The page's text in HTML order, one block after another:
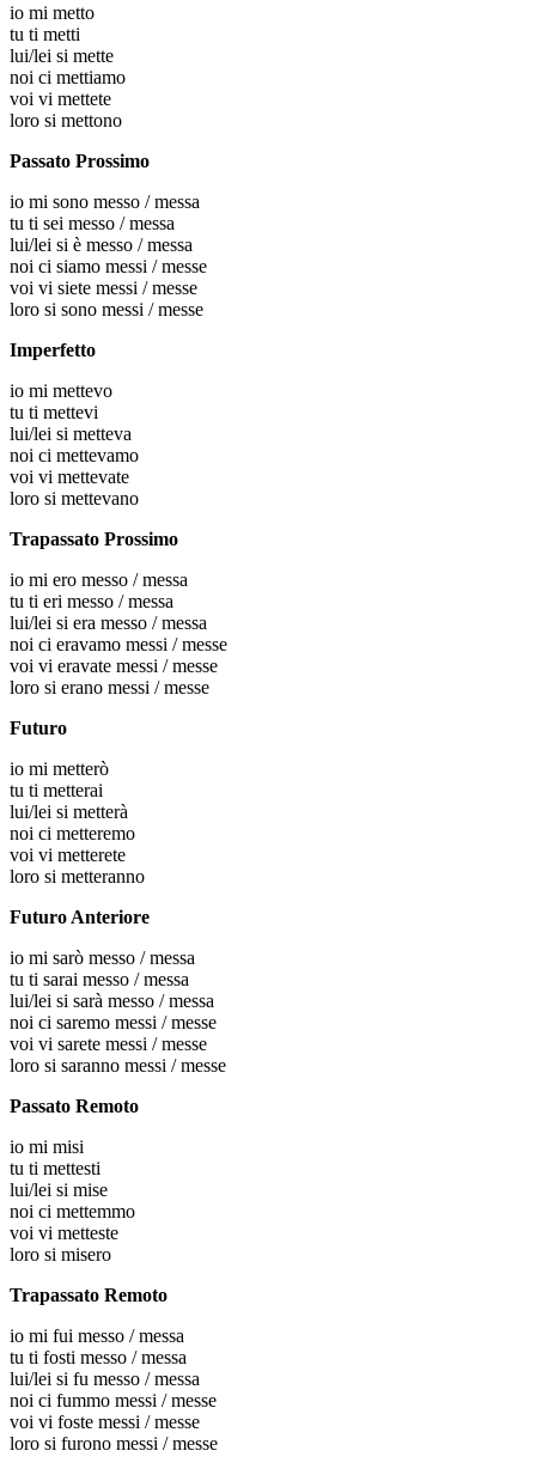
io mi metto
tu ti metti
lui/lei si mette
noi ci mettiamo
voi vi mettete
loro si mettono
Passato Prossimo
io mi sono messo / messa
tu ti sei messo / messa
lui/lei si è messo / messa
noi ci siamo messi / messe
voi vi siete messi / messe
loro si sono messi / messe
Imperfetto
io mi mettevo
tu ti mettevi
lui/lei si metteva
noi ci mettevamo
voi vi mettevate
loro si mettevano
Trapassato Prossimo
io mi ero messo / messa
tu ti eri messo / messa
lui/lei si era messo / messa
noi ci eravamo messi / messe
voi vi eravate messi / messe
loro si erano messi / messe
Futuro
io mi metterò
tu ti metterai
lui/lei si metterà
noi ci metteremo
voi vi metterete
loro si metteranno
Futuro Anteriore
io mi sarò messo / messa
tu ti sarai messo / messa
lui/lei si sarà messo / messa
noi ci saremo messi / messe
voi vi sarete messi / messe
loro si saranno messi / messe
Passato Remoto
io mi misi
tu ti mettesti
lui/lei si mise
noi ci mettemmo
voi vi metteste
loro si misero
Trapassato Remoto
io mi fui messo / messa
tu ti fosti messo / messa
lui/lei si fu messo / messa
noi ci fummo messi / messe
voi vi foste messi / messe
loro si furono messi / messe